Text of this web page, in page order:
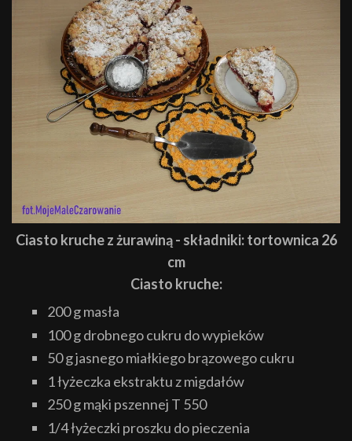
Ciasto kruche z żurawiną - składniki: tortownica 26
cm
Ciasto kruche:
200 g masła
100 g drobnego cukru do wypieków
50 g jasnego miałkiego brązowego cukru
1 łyżeczka ekstraktu z migdałów
250 g mąki pszennej T 550
1/4 łyżeczki proszku do pieczenia